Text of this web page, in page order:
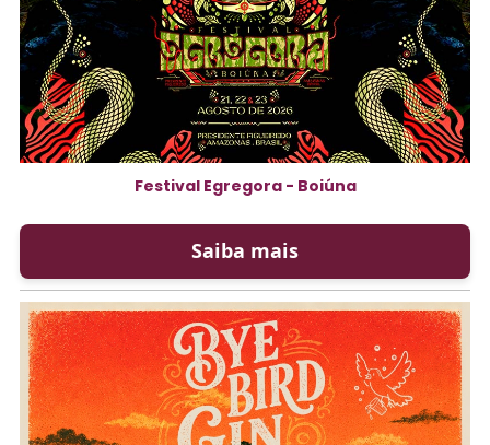
Festival Egregora - Boiúna
Saiba mais